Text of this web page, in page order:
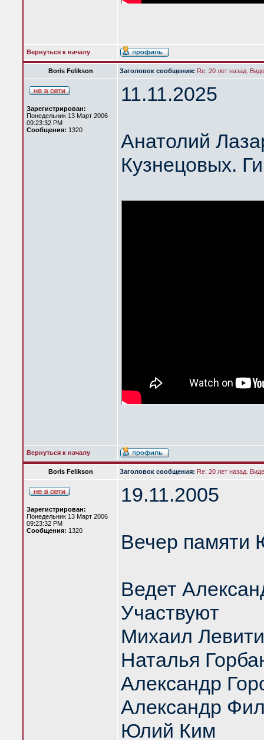
Вернуться к началу
Boris Felikson Заголовок сообщения: Re: 20 лет назад.
Зарегистрирован:
Понедельник 13 Март 2006
09:23:32 PM
Сообщения: 1320
11.11.2025
Анатолий
Кузнецовых.
Вернуться к началу
Boris Felikson Заголовок сообщения: Re: 20 лет назад.
Зарегистрирован:
Понедельник 13 Март 2006
09:23:32 PM
Сообщения: 1320
19.11.2005
Вечер памяти
Ведет
Участвуют
Михаил
Наталья
Александр
Александр
Юлий Ким